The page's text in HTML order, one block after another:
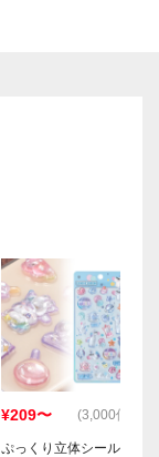
¥209〜 (3,000個)
ぷっくり立体シール